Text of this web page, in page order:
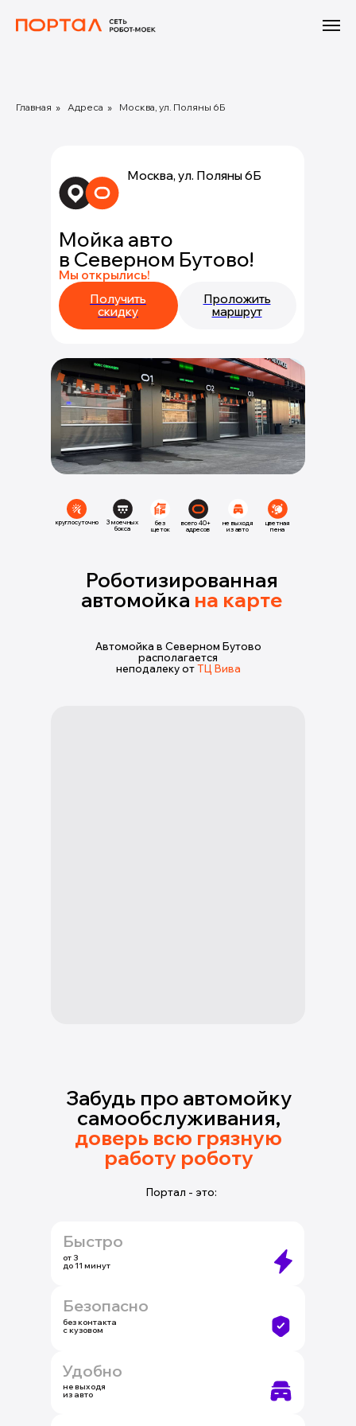
Главная » Адреса » Москва, ул. Поляны 6Б
Мойка авто
в Северном Бутово!
Мы открылись!
Получить
скидку
Проложить
маршрут
Москва, ул. Поляны 6Б
круглосуточно
3 моечных
бокса
без
щеток
всего 40+
адресов
не выходя
из авто
цветная
пена
Роботизированная
автомойка на карте
Автомойка в Северном Бутово
располагается
неподалеку отТЦ Вива
Забудь про автомойку
самообслуживания,
доверь всю грязную
работу роботу
Портал - это:
Быстро
от 3
до 11 минут
Безопасно
без контакта
с кузовом
Удобно
не выходя
из авто